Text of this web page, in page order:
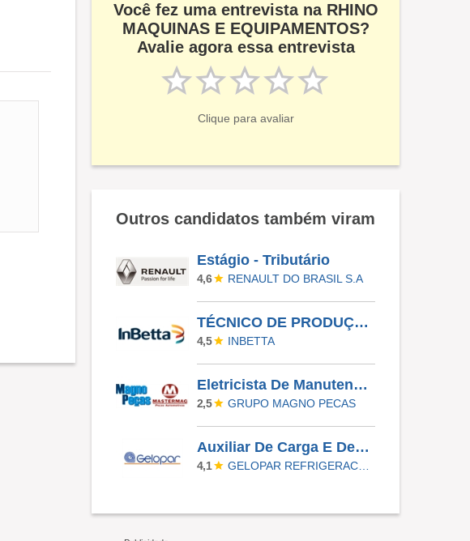
Você fez uma entrevista na RHINO
MAQUINAS E EQUIPAMENTOS?
Avalie agora essa entrevista
Clique para avaliar
Outros candidatos também viram
Estágio - Tributário
4,6 RENAULT DO BRASIL S.A
TÉCNICO DE PRODUÇÃO - MANHÃ
4,5 INBETTA
Eletricista De Manutenção Industrial
2,5 GRUPO MAGNO PECAS
Auxiliar De Carga E Descarga
4,1